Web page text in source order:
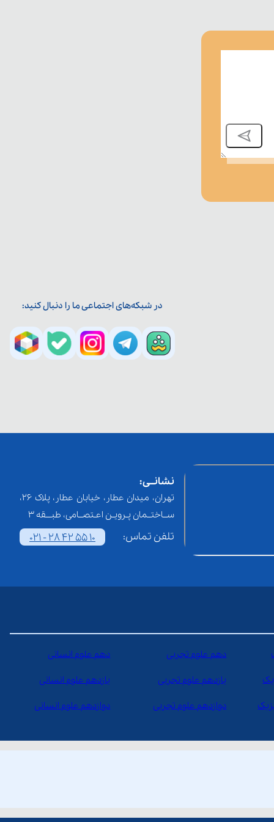
در شبکه‌های اجتماعی ما را دنبال کنید:
نشانــی:
تهران، میدان عطار، خیابان عطار، پلاک 26،
ســاختــمان پـرویـن اعـتصــامی، طبـــقه 3
تلفن تماس: 021 - 28 42 55 10
دهم علوم تجربی دهم علوم انسانی
یازدهم علوم تجربی یازدهم علوم انسانی
دوازدهم علوم تجربی دوازدهم علوم انسانی